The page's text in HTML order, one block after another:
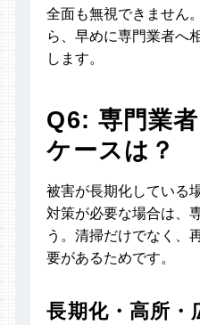
全面も無視できません
ら、早めに専門業者へ
します。
Q6: 専門業
ケースは？
被害が長期化している
対策が必要な場合は、
う。清掃だけでなく、
要があるためです。
長期化・高所・